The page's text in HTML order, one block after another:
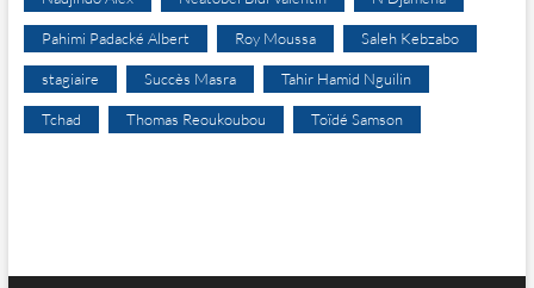
Pahimi Padacké Albert Roy Moussa Saleh Kebzabo
stagiaire Succès Masra Tahir Hamid Nguilin
Tchad Thomas Reoukoubou Toïdé Samson